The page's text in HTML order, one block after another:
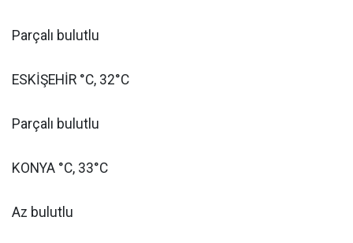
Parçalı bulutlu
ESKİŞEHİR °C, 32°C
Parçalı bulutlu
KONYA °C, 33°C
Az bulutlu